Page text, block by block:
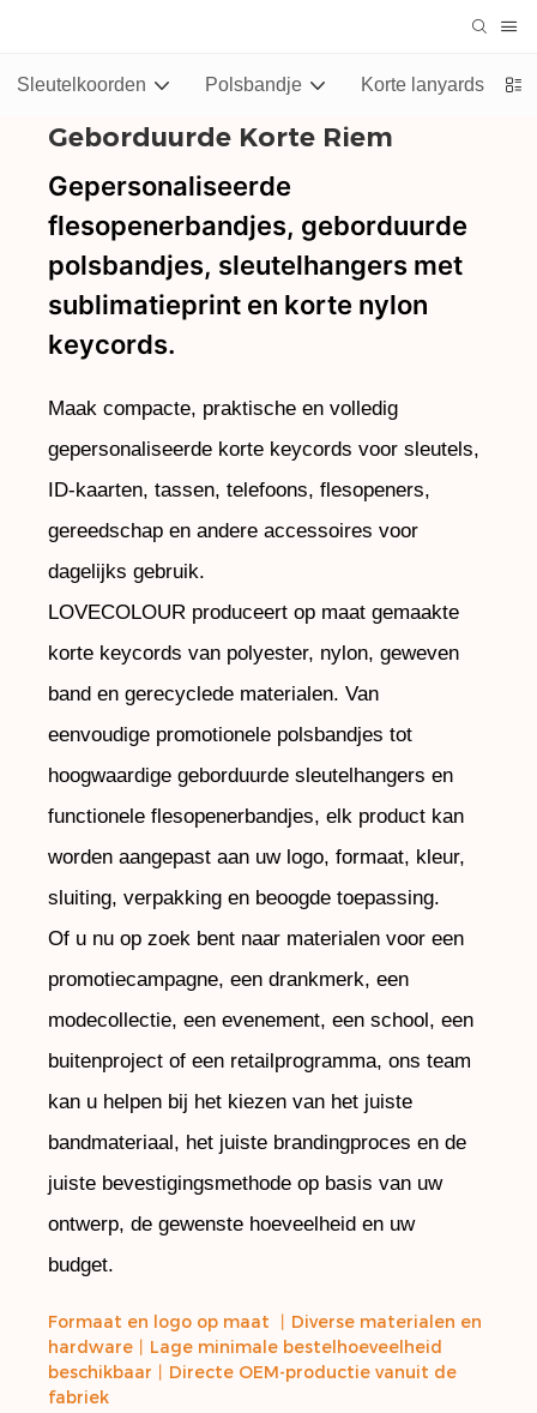
Sleutelkoorden Polsbandje Korte lanyards
Geborduurde Korte Riem
Gepersonaliseerde
flesopenerbandjes, geborduurde
polsbandjes, sleutelhangers met
sublimatieprint en korte nylon
keycords.
Maak compacte, praktische en volledig
gepersonaliseerde korte keycords voor sleutels,
ID-kaarten, tassen, telefoons, flesopeners,
gereedschap en andere accessoires voor
dagelijks gebruik.
LOVECOLOUR produceert op maat gemaakte
korte keycords van polyester, nylon, geweven
band en gerecyclede materialen. Van
eenvoudige promotionele polsbandjes tot
hoogwaardige geborduurde sleutelhangers en
functionele flesopenerbandjes, elk product kan
worden aangepast aan uw logo, formaat, kleur,
sluiting, verpakking en beoogde toepassing.
Of u nu op zoek bent naar materialen voor een
promotiecampagne, een drankmerk, een
modecollectie, een evenement, een school, een
buitenproject of een retailprogramma, ons team
kan u helpen bij het kiezen van het juiste
bandmateriaal, het juiste brandingproces en de
juiste bevestigingsmethode op basis van uw
ontwerp, de gewenste hoeveelheid en uw
budget.
Formaat en logo op maat 丨Diverse materialen en
hardware
Lage minimale bestelhoeveelheid
beschikbaar
Directe OEM-productie vanuit de
fabriek